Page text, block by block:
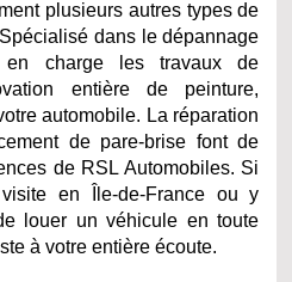
plusieurs autres types de
dans le dépannage
charge les travaux de
entière de peinture,
automobile. La réparation
de pare-brise font de
de RSL Automobiles. Si
en Île-de-France ou y
louer un véhicule en toute
à votre entière écoute.